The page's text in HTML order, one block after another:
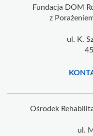
Fundacja DOM
z
ul. K.
Ośrodek
ul.